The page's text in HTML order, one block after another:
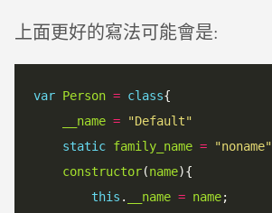
上面更好的寫法可能會是:
var Person = class{
__name =
"Default"
static family_name =
"noname"
constructor(name){
this . __name = name;